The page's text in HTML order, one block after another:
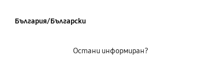
България/Български
Остани информиран?